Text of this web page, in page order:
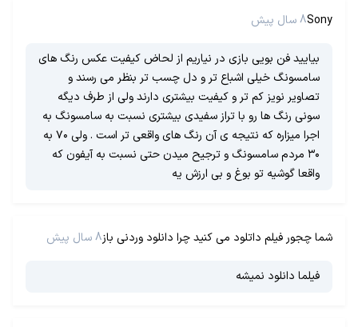
Sony8 سال پیش
بیایید فن بویی بازی در نیاریم از لحاض کیفیت عکس رنگ های
سامسونگ خیلی اشباع تر و دل چسب تر بنظر می رسند و
تصاویر نویز کم تر و کیفیت بیشتری دارند ولی از طرف دیگه
سونی رنگ ها رو با تراز سفیدی بیشتری نسبت به سامسونگ به
اجرا میزاره که نتیجه ی آن رنگ های واقعی تر است . ولی ۷۰ به
۳۰ مردم سامسونگ و ترجیح میدن حتی نسبت به آیفون که
واقعا گوشیه تو بوغ و بی ارزش یه
شما چجور فیلم داتلود می کنید چرا دانلود وردنی باز8 سال پیش
فیلما دانلود نمیشه